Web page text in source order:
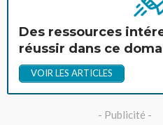
Des ressources
réussir dans ce
VOIR LES ARTICLES
- Publicité -